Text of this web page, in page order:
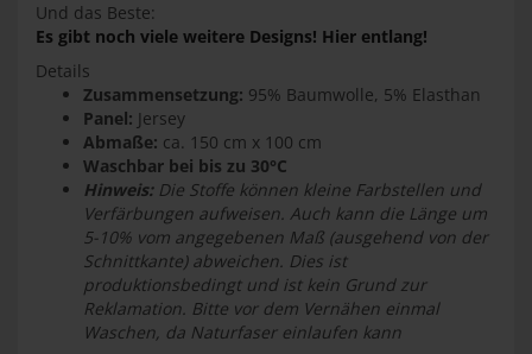
Und das Beste:
Es gibt noch viele weitere Designs! Hier entlang!
Details
Zusammensetzung: 95% Baumwolle, 5% Elasthan
Panel: Jersey
Abmaße: ca. 150 cm x 100 cm
Waschbar bei bis zu 30°C
Hinweis: Die Stoffe können kleine Farbstellen und
Verfärbungen aufweisen. Auch kann die Länge um
5-10% vom angegebenen Maß (ausgehend von der
Schnittkante) abweichen. Dies ist
produktionsbedingt und ist kein Grund zur
Reklamation. Bitte vor dem Vernähen einmal
Waschen, da Naturfaser einlaufen kann